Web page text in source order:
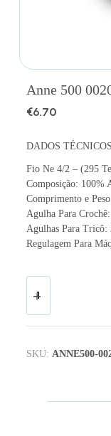
Anne 500
€6.70
DADOS TÉCNICOS
Fio Ne 4/2 – (295
Composição: 100%
Comprimento e
Agulha Para
Agulhas Para
Regulagem Para
SKU: ANNE500-